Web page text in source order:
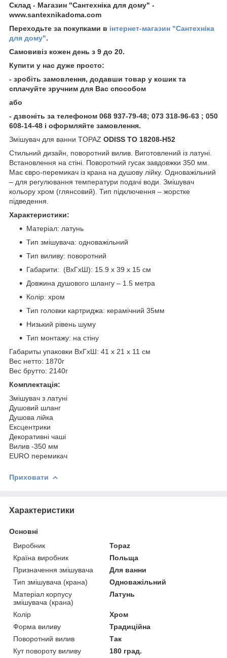
Склад - Магазин "Сантехніка для дому" -
www.santexnikadoma.com
Переходьте за покупками в інтернет-магазин "Сантехніка
для дому".
Самовивіз кожен день з 9 до 20.
Купити у нас дуже просто:
- зробіть замовлення, додавши товар у кошик та
сплачуйте зручним для Вас способом
або
- дзвоніть за телефоном 068 937-79-48; 073 318-96-63 ; 050
608-14-48 і оформляйте замовлення.
Змішувач для ванни TOPAZ ODISS TO 18208-H52
Стильний дизайн, поворотний вилив. Виготовлений із латуні.
Встановлення на стіні. Поворотний гусак завдовжки 350 мм.
Має євро-перемикач із крана на душову лійку. Одноважільний
– для регулювання температури подачі води. Змішувач
кольору хром (глянсовий). Тип підключення – жорстке
підведення.
Характеристики:
Матеріал: латунь
Тип змішувача: одноважільний
Тип виливу: поворотний
Габарити: (ВхГхШ): 15.9 х 39 х 15 см
Довжина душового шлангу – 1.5 метра
Колір: хром
Тип головки картриджа: керамічний 35мм
Низький рівень шуму
Тип монтажу: на стіну
Габариты упаковки ВхГхШ: 41 х 21 х 11 см
Вес нетто: 1870г
Вес брутто: 2140г
Комплектація:
Змішувач з латуні
Душовий шланг
Душова лійка
Ексцентрики
Декоративні чаші
Вилив -350 мм
EURO перемикач
Приховати
Характеристики
Основні
Виробник
Topaz
Країна виробник
Польща
Призначення змішувача
Для ванни
Тип змішувача (крана)
Одноважільний
Матеріал корпусу
змішувача (крана)
Латунь
Колір
Хром
Форма виливу
Традиційна
Поворотний вилив
Так
Кут повороту виливу
180 град.